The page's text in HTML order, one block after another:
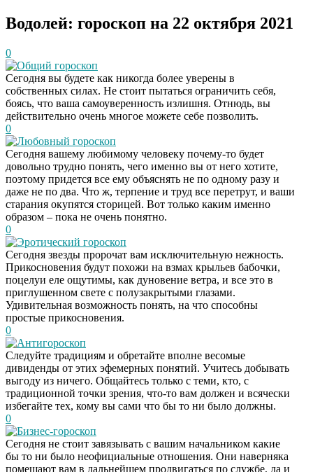
Водолей: гороскоп на 22 октября 2021
0
Общий гороскоп
Сегодня вы будете как никогда более уверены в
собственных силах. Не стоит пытаться ограничить себя,
боясь, что ваша самоуверенность излишня. Отнюдь, вы
действительно очень многое можете себе позволить.
0
Любовный гороскоп
Сегодня вашему любимому человеку почему-то будет
довольно трудно понять, чего именно вы от него хотите,
поэтому придется все ему объяснять не по одному разу и
даже не по два. Что ж, терпение и труд все перетрут, и ваши
старания окупятся сторицей. Вот только каким именно
образом – пока не очень понятно.
0
Эротический гороскоп
Сегодня звезды пророчат вам исключительную нежность.
Прикосновения будут похожи на взмах крыльев бабочки,
поцелуи еле ощутимы, как дуновение ветра, и все это в
приглушенном свете с полузакрытыми глазами.
Удивительная возможность понять, на что способны
простые прикосновения.
0
Антигороскоп
Следуйте традициям и обретайте вполне весомые
дивиденды от этих эфемерных понятий. Учитесь добывать
выгоду из ничего. Общайтесь только с теми, кто, с
традиционной точки зрения, что-то вам должен и всячески
избегайте тех, кому вы сами что бы то ни было должны.
0
Бизнес-гороскоп
Сегодня не стоит завязывать с вашим начальником какие
бы то ни было неофициальные отношения. Они наверняка
помешают вам в дальнейшем продвигаться по службе, да и